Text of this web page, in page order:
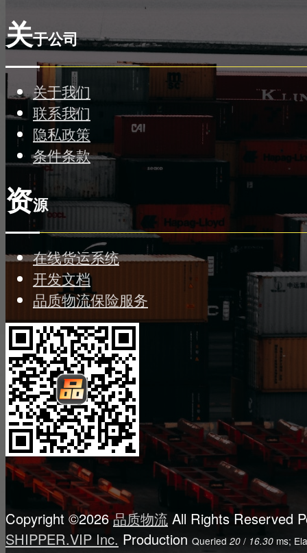
关于公司
关于我们
联系我们
隐私政策
条件条款
资源
在线货运系统
开发文档
品质物流保险服务
Copyright ©2026品质物流 All Rights Reserved
SHIPPER.VIP Inc. Production Queried20 / 16.30 ms;